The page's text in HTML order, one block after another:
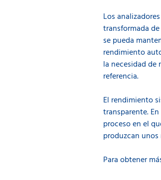
Los
transformada
se pueda
rendimiento
la necesidad
referencia.
El rendimiento
transparente.
proceso en el
produzcan
Para obtener